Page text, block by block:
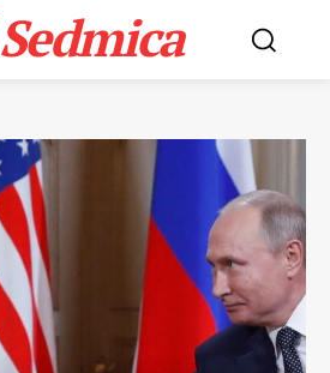
Sedmica